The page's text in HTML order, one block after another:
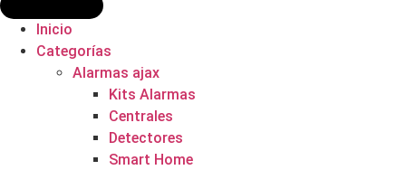
Inicio
Categorías
Alarmas ajax
Kits Alarmas
Centrales
Detectores
Smart Home